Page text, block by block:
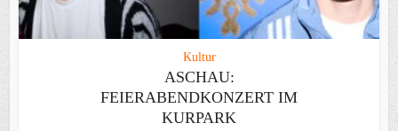
Kultur
ASCHAU:
FEIERABENDKONZERT IM
KURPARK